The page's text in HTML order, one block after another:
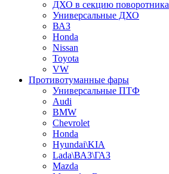
ДХО в секцию поворотника
Универсальные ДХО
ВАЗ
Honda
Nissan
Toyota
VW
Противотуманные фары
Универсальные ПТФ
Audi
BMW
Chevrolet
Honda
Hyundai\KIA
Lada\ВАЗ\ГАЗ
Mazda